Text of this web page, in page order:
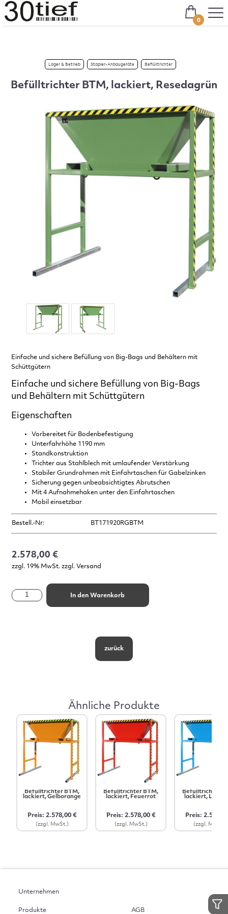
0
Lager & Betrieb Stapler-Anbaugeräte Beflülltrichter
Befülltrichter BTM, lackiert, Resedagrün
Einfache und sichere Befüllung von Big-Bags und Behältern mit
Schüttgütern
Einfache und sichere Befüllung von Big-Bags
und Behältern mit Schüttgütern
Eigenschaften
Vorbereitet für Bodenbefestigung
Unterfahrhöhe 1190 mm
Standkonstruktion
Trichter aus Stahlblech mit umlaufender Verstärkung
Stabiler Grundrahmen mit Einfahrtaschen für Gabelzinken
Sicherung gegen unbeabsichtigtes Abrutschen
Mit 4 Aufnahmehaken unter den Einfahrtaschen
Mobil einsetzbar
Bestell.-Nr: BT171920RGBTM
2.578,00 €
zzgl. 19% MwSt. zzgl. Versand
In den Warenkorb
zurück
Ähnliche Produkte
Befülltrichter BTM,
lackiert, Gelborange
Preis: 2.578,00 €
(zzgl. MwSt.)
Befülltrichter BTM,
lackiert, Feuerrot
Preis: 2.578,00 €
(zzgl. MwSt.)
Befülltrichter
lackiert,
Preis:
(zzgl. MwSt.)
Unternehmen
Produkte AGB